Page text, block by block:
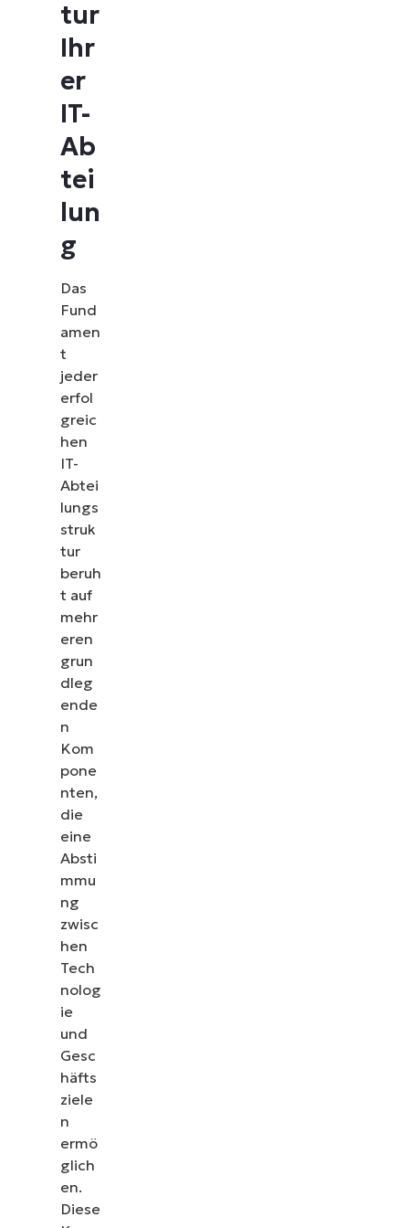
tur
Ihr
er
IT-
Ab
tei
lun
g
Das
Fund
amen
t
jeder
erfol
greic
hen
IT-
Abtei
lungs
struk
tur
beruh
t auf
mehr
eren
grun
dleg
ende
n
Kom
pone
nten,
die
eine
Absti
mmu
ng
zwisc
hen
Tech
nolog
ie
und
Gesc
häfts
ziele
n
ermö
glich
en.
Diese